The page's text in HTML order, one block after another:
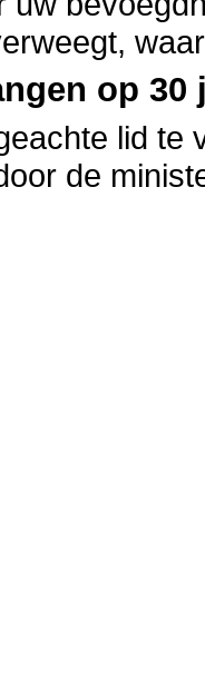
op 30
lid te
de